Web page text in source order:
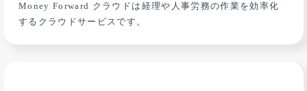
Money Forward クラウドは経理や人事労務の作業を効率化
するクラウドサービスです。